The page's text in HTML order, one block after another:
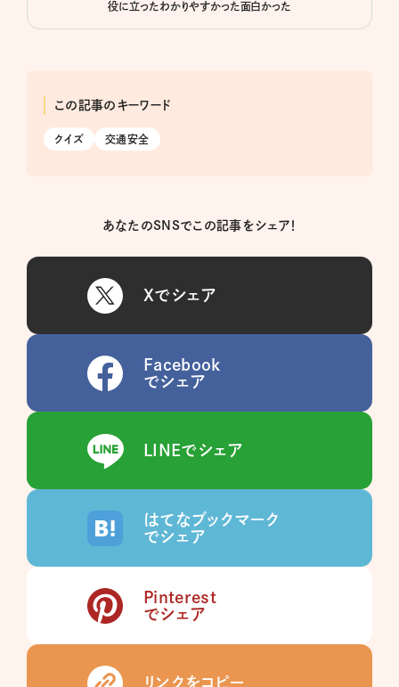
役に立ったわかりやすかった面白かった
この記事のキーワード
クイズ 交通安全
あなたのSNSでこの記事をシェア！
Xでシェア
Facebook
でシェア
LINEでシェア
はてなブックマーク
でシェア
Pinterest
でシェア
リンクをコピー